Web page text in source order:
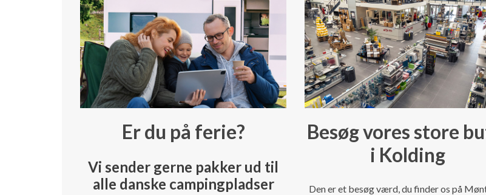
Er du på ferie?
Vi sender gerne pakker ud til
alle danske campingpladser
Besøg vores store
i Kolding
Den er et besøg værd, du finder os på